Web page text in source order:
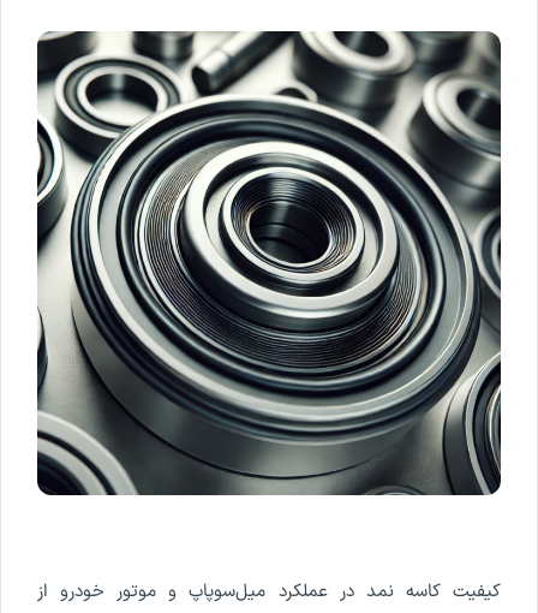
کیفیت کاسه‌ نمد در عملکرد میل‌سوپاپ و موتور خودرو از